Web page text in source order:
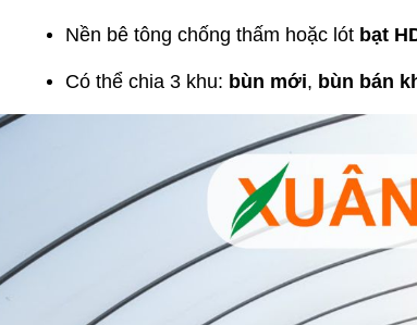
Nền bê tông chống thấm hoặc lót bạt
Có thể chia 3 khu: bùn mới, bùn bán